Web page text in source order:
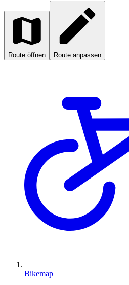
Route öffnen Route anpassen
Bikemap